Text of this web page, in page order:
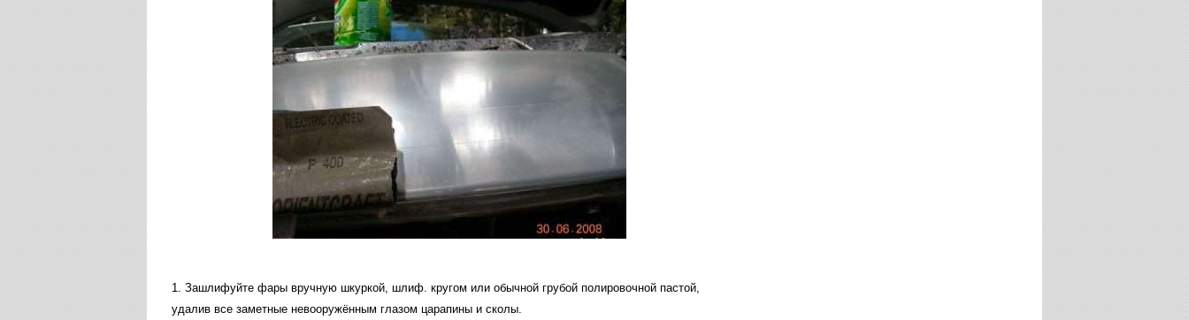
1. Зашлифуйте фары вручную шкуркой, шлиф. кругом или обычной грубой полировочной пастой,
удалив все заметные невооружённым глазом царапины и сколы.